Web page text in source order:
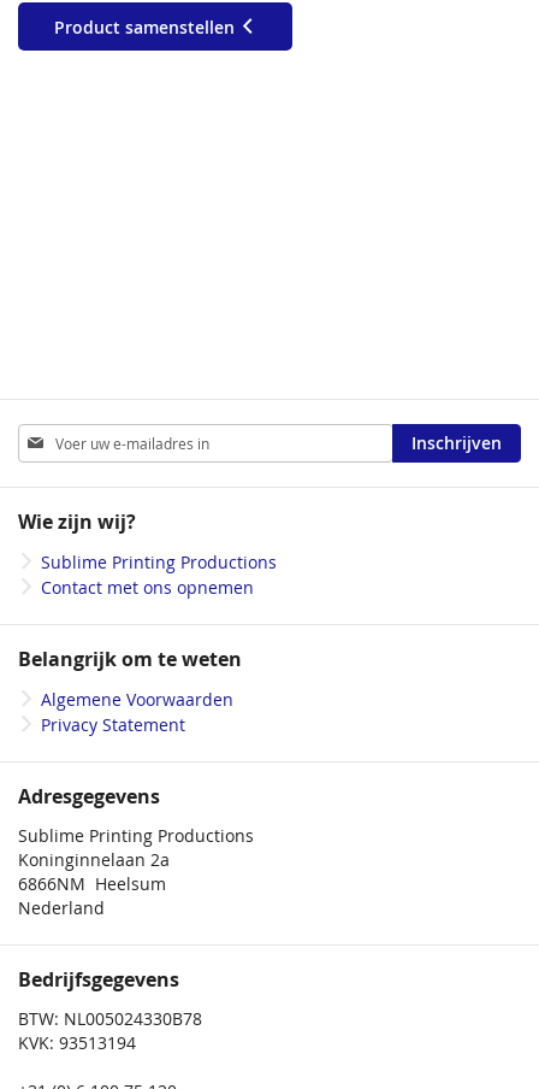
Product samenstellen
Abonneer
u
op
nieuwsbrief
Inschrijven
Wie zijn wij?
Sublime Printing Productions
Contact met ons opnemen
Belangrijk om te weten
Algemene Voorwaarden
Privacy Statement
Adresgegevens
Sublime Printing Productions
Koninginnelaan 2a
6866NM Heelsum
Nederland
Bedrijfsgegevens
BTW: NL005024330B78
KVK: 93513194